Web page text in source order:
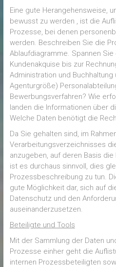
Eine gute Herangehensweise,
bewusst zu werden , ist die
Prozesse, bei denen
werden. Beschreiben Sie die
Ablaufdiagramme. Spannen
Kundenakquise bis zur
Administration und
Agenturgröße)
Bewerbungsverfahren? Wie
landen die Informationen über
Welche Daten benötigt die
Da Sie gehalten sind, im
Verarbeitungsverzeichnisses
anzugeben, auf deren Basis
ist es durchaus sinnvoll, dies
Prozessbeschreibung zu tun.
gute Möglichkeit dar, sich auf
Datenschutz und den
auseinanderzusetzen.
Beteiligte und Tools
Mit der Sammlung der Daten
Prozesse einher geht die
internen Prozessbeteiligten